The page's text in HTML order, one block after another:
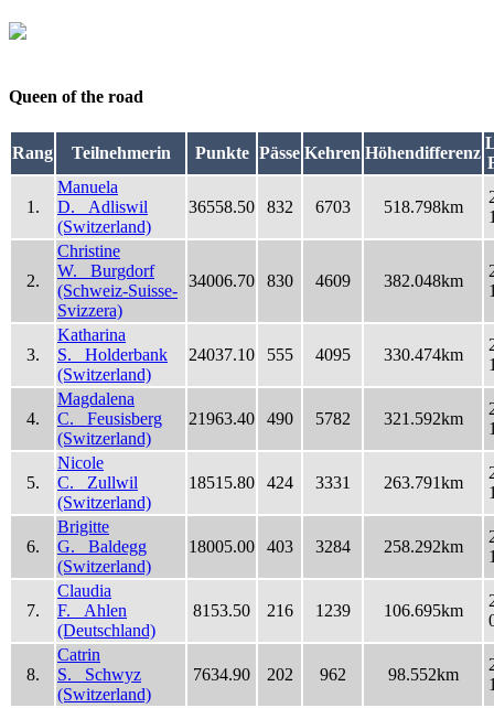
Queen of the road
Rang Teilnehmerin Punkte Pässe Kehren Höhendifferenz
1.
Manuela
D. Adliswil
(Switzerland)
36558.50 832 6703 518.798km
2.
Christine
W. Burgdorf
(Schweiz-Suisse-
Svizzera)
34006.70 830 4609 382.048km
3.
Katharina
S. Holderbank
(Switzerland)
24037.10 555 4095 330.474km
4.
Magdalena
C. Feusisberg
(Switzerland)
21963.40 490 5782 321.592km
5.
Nicole
C. Zullwil
(Switzerland)
18515.80 424 3331 263.791km
6.
Brigitte
G. Baldegg
(Switzerland)
18005.00 403 3284 258.292km
7.
Claudia
F. Ahlen
(Deutschland)
8153.50 216 1239 106.695km
8.
Catrin
S. Schwyz
(Switzerland)
7634.90 202 962 98.552km